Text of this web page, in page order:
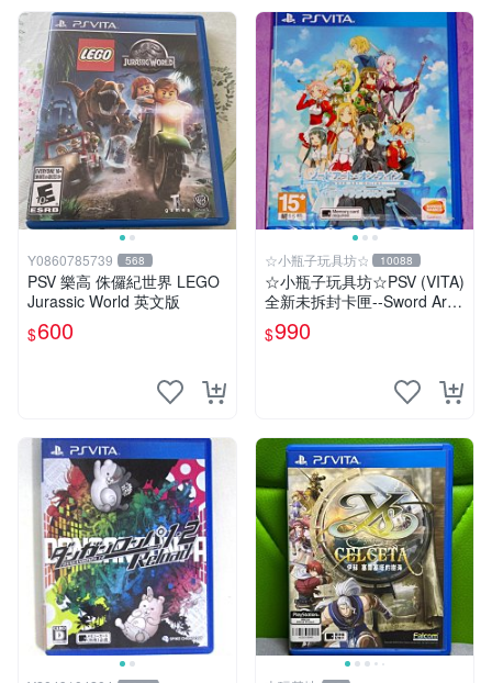
Y0860785739 568
PSV 樂高 侏儸紀世界 LEGO
Jurassic World 英文版
$600
☆小瓶子玩具坊☆ 10088
☆小瓶子玩具坊☆PSV (VITA)
全新未拆封卡匣--Sword Art
Online 刀劍神域 虛空斷章
(亞日版)
$990